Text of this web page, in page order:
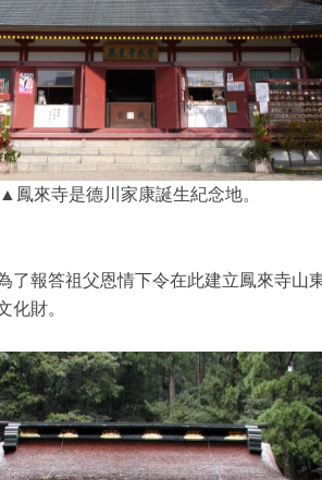
▲鳳來寺是德川家康誕生紀念地。
了報答祖父恩情下令在此建立鳳來寺山
化財。